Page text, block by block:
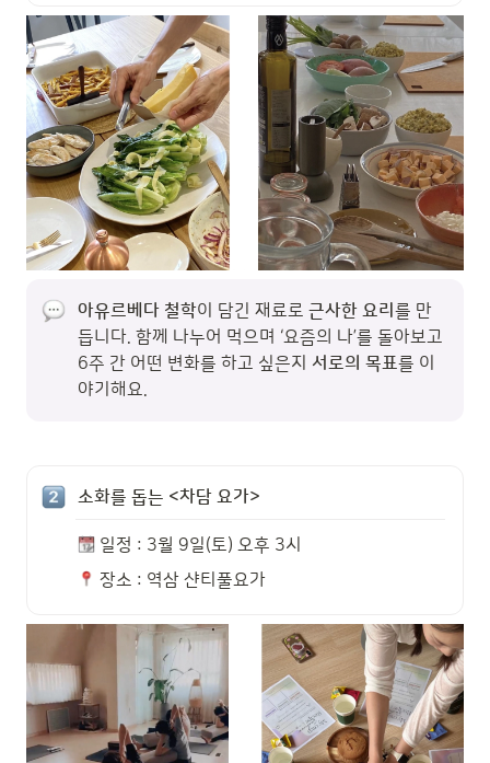
아유르베다 철학이 담긴 재료로 근사한 요리 를 만
듭니다. 함께 나누어 먹으며 ‘요즘의 나’를 돌아보고
6주 간 어떤 변화를 하고 싶은지 서로의 목표를 이
야기해요.
소화를 돕는 <차담 요가>
일정 : 3월 9일(토) 오후 3시
장소 : 역삼 샨티풀요가